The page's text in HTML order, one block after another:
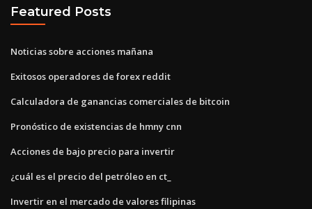
Featured Posts
Noticias sobre acciones mañana
Exitosos operadores de forex reddit
Calculadora de ganancias comerciales de bitcoin
Pronóstico de existencias de hmny cnn
Acciones de bajo precio para invertir
¿cuál es el precio del petróleo en ct_
Invertir en el mercado de valores filipinas